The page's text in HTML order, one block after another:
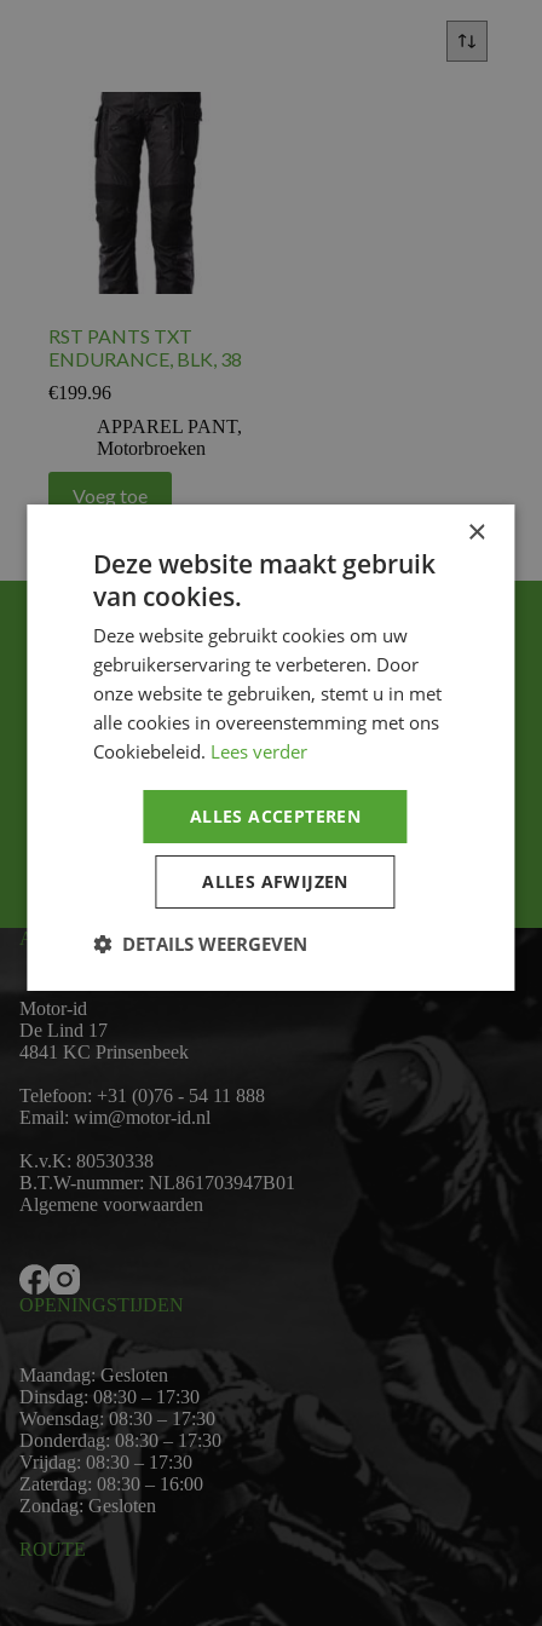
RST PANTS TXT
ENDURANCE, BLK, 38
€199.96
APPAREL PANT,
Motorbroeken
Voeg toe
Ik ga akkoord met het privacybeleid.
ADRES
Motor-id
De Lind 17
4841 KC Prinsenbeek
Telefoon: +31 (0)76 - 54 11 888
Email: wim@motor-id.nl
K.v.K: 80530338
B.T.W-nummer: NL861703947B01
Algemene voorwaarden
OPENINGSTIJDEN
Maandag: Gesloten
Dinsdag: 08:30 – 17:30
Woensdag: 08:30 – 17:30
Donderdag: 08:30 – 17:30
Vrijdag: 08:30 – 17:30
Zaterdag: 08:30 – 16:00
Zondag: Gesloten
ROUTE
×
Deze website maakt gebruik
van cookies.
Deze website gebruikt cookies om uw
gebruikerservaring te verbeteren. Door
onze website te gebruiken, stemt u in met
alle cookies in overeenstemming met ons
Cookiebeleid. Lees verder
ALLES ACCEPTEREN
ALLES AFWIJZEN
DETAILS WEERGEVEN